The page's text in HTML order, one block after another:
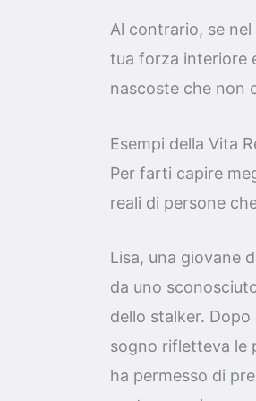
Al contrario, se
tua forza interiore
nascoste che non
Esempi della Vita
Per farti capire
reali di persone
Lisa, una giovane
da uno
dello stalker.
sogno rifletteva le
ha permesso di